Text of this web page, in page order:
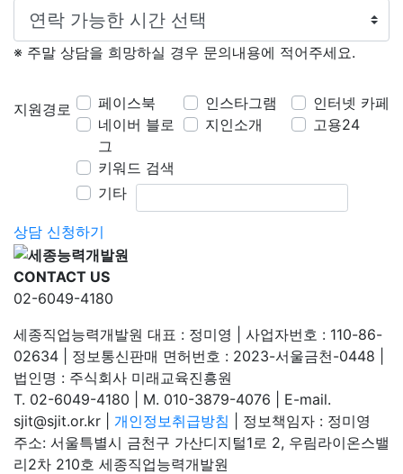
※ 주말 상담을 희망하실 경우 문의내용에 적어주세요.
지원경로 페이스북 인스타그램
인터넷 카페
네이버 블로
그
지인소개 고용24
키워드 검색
기타
상담 신청하기
CONTACT US
02-6049-4180
세종직업능력개발원 대표 : 정미영
사업자번호 : 110-86-
02634
정보통신판매 면허번호 : 2023-서울금천-0448
법인명 : 주식회사 미래교육진흥원
T. 02-6049-4180
M. 010-3879-4076
E-mail.
sjit@sjit.or.kr
개인정보취급방침
정보책임자 : 정미영
주소: 서울특별시 금천구 가산디지털1로 2, 우림라이온스밸
리2차 210호 세종직업능력개발원